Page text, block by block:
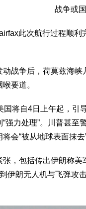
战争或
此次航行过程顺利
争后，荷莫兹海峡
要道。
将自4日上午起，引
强力处理”。川普甚
会“被从地球表面抹去”
包括传出伊朗称美
伊朗无人机与飞弹攻